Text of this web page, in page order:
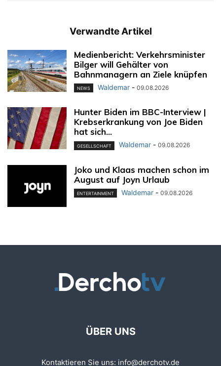
Verwandte Artikel
Medienbericht: Verkehrsminister
Bilger will Gehälter von
Bahnmanagern an Ziele knüpfen
NEWS Waldemar - 09.08.2026
Hunter Biden im BBC-Interview |
Krebserkrankung von Joe Biden
hat sich...
GESELLSCHAFT Waldemar - 09.08.2026
Joko und Klaas machen schon im
August auf Joyn Urlaub
ENTERTAINMENT Waldemar - 09.08.2026
ÜBER UNS
Kontaktieren Sie uns: info@derchotv.de